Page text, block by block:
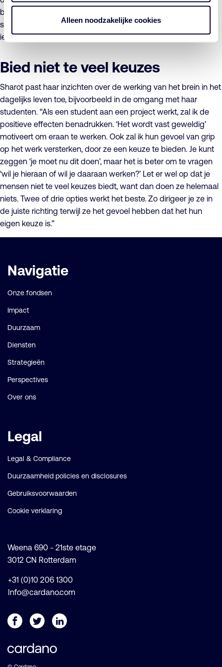
Alleen noodzakelijke cookies
beginnen met sparen. Je laat ze tekenen voor beginnen met
sparen in de toekomst: het eerste jaar een beetje en elk jaar
iets meer. Dat sluit goed aan bij de werking van het brein.”
Bied niet te veel keuzes
Sharot past haar inzichten over de werking van het brein in het
dagelijks leven toe, bijvoorbeeld in de omgang met haar
studenten. “Als een student aan een project werkt, zal ik de
positieve effecten benadrukken. ‘Het wordt vast geweldig’
motiveert om eraan te werken. Ook zal ik hun gevoel van grip
op het werk versterken, door ze een keuze te bieden. Je kunt
zeggen ‘je moet nu dit doen’, maar het is beter om te vragen
‘wil je hieraan of wil je daaraan werken?’ Let er wel op dat je
mensen niet te veel keuzes biedt, want dan doen ze helemaal
niets. Twee of drie opties werkt het beste. Zo dirigeer je ze in
de juiste richting terwijl ze het gevoel hebben dat het hun
eigen keuze is.”
Belangrijke
links
Navigatie
Onze fondsen
Impact
Duurzaam
Diensten
Strategieën
Perspectives
Over ons
Legal
Legal & Compliance
Duurzaamheid policies en disclosures
Gebruiksvoorwaarden
Cookie verklaring
Weena 690 - 21ste etage
3012 CN Rotterdam
+31 (0)10 206 1300
Info@cardano.com